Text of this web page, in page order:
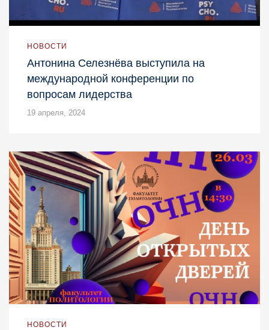
НОВОСТИ
Антонина Селезнёва выступила на
международной конференции по
вопросам лидерства
19 апреля, 2024
НОВОСТИ